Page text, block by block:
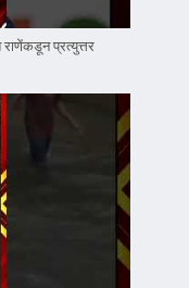
राणेंकडून प्रत्युत्तर